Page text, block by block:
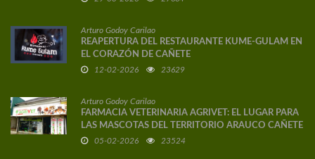
Arturo Godoy Carilao
REAPERTURA DEL RESTAURANTE KUME-GULAM EN
EL CORAZÓN DE CAÑETE
12-02-2026 23629
Arturo Godoy Carilao
FARMACIA VETERINARIA AGRIVET: EL LUGAR PARA
LAS MASCOTAS DEL TERRITORIO ARAUCO CAÑETE
05-02-2026 23524